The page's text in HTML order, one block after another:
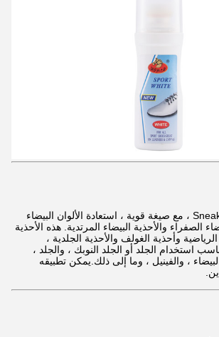
يمكن لـ Sneaker Whitener ، مع صيغة قوية ، استعادة الألوان البيضاء
الصفراء والأحذية البيضاء المرتدية. هذه الأحذية
وأحذية الغولف والأحذية الجلدية ،
استخدام الجلد أو الجلد النوبك ، والجلد ،
، والفينيل ، وما إلى ذلك.يمكن تطبيقه